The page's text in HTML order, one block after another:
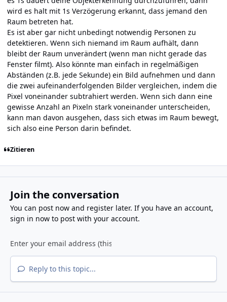
wird es halt mit 1s Verzögerung erkannt, dass jemand den
Raum betreten hat.
Es ist aber gar nicht unbedingt notwendig Personen zu
detektieren. Wenn sich niemand im Raum aufhält, dann
bleibt der Raum unverändert (wenn man nicht gerade das
Fenster filmt). Also könnte man einfach in regelmäßigen
Abständen (z.B. jede Sekunde) ein Bild aufnehmen und dann
die zwei aufeinanderfolgenden Bilder vergleichen, indem die
Pixel voneinander subtrahiert werden. Wenn sich dann eine
gewisse Anzahl an Pixeln stark voneinander unterscheiden,
kann man davon ausgehen, dass sich etwas im Raum bewegt,
sich also eine Person darin befindet.
Zitieren
Join the conversation
You can post now and register later. If you have an account,
sign in nowto post with your account.
Reply to this topic...